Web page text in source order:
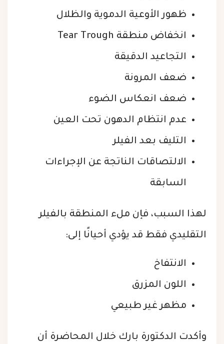
ظهور الأوعية الدموية والظلال
انخفاض منطقة Tear Trough
التجاعيد الدقيقة
ضعف المرونة
ضعف انعكاس الضوء
عدم انتظام الدهون تحت العين
التليف بعد الفيلر
الالتصاقات الناتجة عن الإجراءات
السابقة
لهذا السبب، فإن ملء المنطقة بالفيلر
التقليدي فقط قد يؤدي أحيانًا إلى:
الانتفاخ
اللون المزرق
مظهر غير طبيعي
وأكدت الدكتورة بارك خلال المحاضرة أن